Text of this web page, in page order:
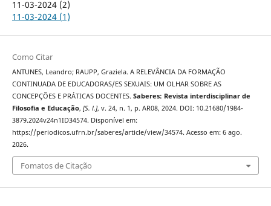
11-03-2024 (2)
11-03-2024 (1)
Como Citar
ANTUNES, Leandro; RAUPP, Graziela. A RELEVÂNCIA DA FORMAÇÃO
CONTINUADA DE EDUCADORAS/ES SEXUAIS: UM OLHAR SOBRE AS
CONCEPÇÕES E PRÁTICAS DOCENTES. Saberes: Revista interdisciplinar de
Filosofia e Educação, [S. l.], v. 24, n. 1, p. AR08, 2024. DOI: 10.21680/1984-
3879.2024v24n1ID34574. Disponível em:
https://periodicos.ufrn.br/saberes/article/view/34574. Acesso em: 6 ago.
2026.
Fomatos de Citação